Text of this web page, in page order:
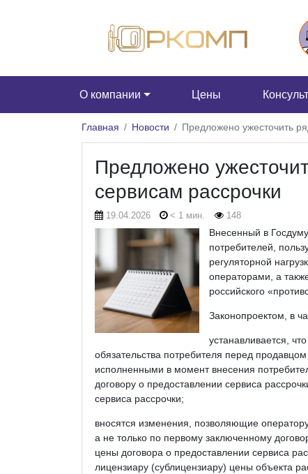
О компании Цены
Главная Новости Предложено ужесточить
Предложено
сервисам рассрочки
19.04.2026 < 1 мин. 148
Внесенный в
потребителей,
регуляторной
операторами, а
российского
Законопроектом, в
устанавливается,
обязательства потребителя перед
исполненными в момент внесения
договору о предоставлении сервиса
сервиса рассрочки;
вносятся изменения, позволяющие
а не только по первому заключенному
цены договора о предоставлении сервиса
лицензиару (сублицензиару) цены объекта